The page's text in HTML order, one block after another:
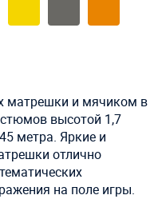
матрешки и мячиком в
высотой 1,7
метра. Яркие и
отлично
на поле игры.